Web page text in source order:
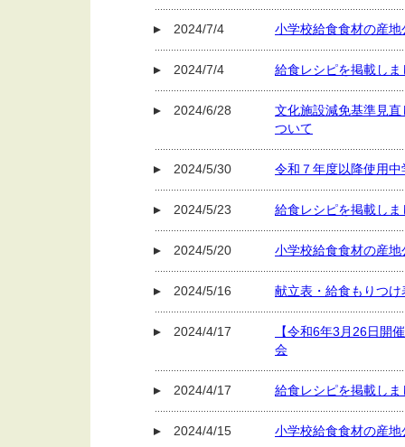
2024/7/4 小学校給食食材の産
2024/7/4 給食レシピを掲載しま
2024/6/28
文化施設減免基準見
ついて
2024/5/30 令和７年度以降使用
2024/5/23 給食レシピを掲載しま
2024/5/20 小学校給食食材の産
2024/5/16 献立表・給食もりつ
2024/4/17
【令和6年3月26日開
会
2024/4/17 給食レシピを掲載しま
2024/4/15 小学校給食食材の産